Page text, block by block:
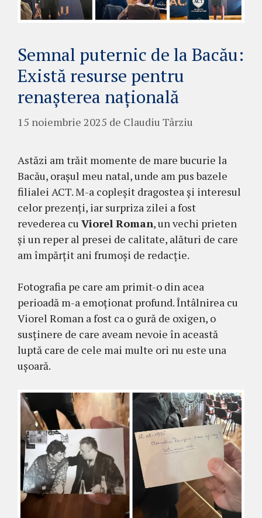
Semnal puternic de la Bacău:
Există resurse pentru
renașterea națională
15 noiembrie 2025 de Claudiu Târziu
Astăzi am trăit momente de mare bucurie la
Bacău, orașul meu natal, unde am pus bazele
filialei ACT. M-a copleșit dragostea și interesul
celor prezenți, iar surpriza zilei a fost
revederea cu Viorel Roman, un vechi prieten
și un reper al presei de calitate, alături de care
am împărțit ani frumoși de redacție.
Fotografia pe care am primit-o din acea
perioadă m-a emoționat profund. Întâlnirea cu
Viorel Roman a fost ca o gură de oxigen, o
susținere de care aveam nevoie în această
luptă care de cele mai multe ori nu este una
ușoară.